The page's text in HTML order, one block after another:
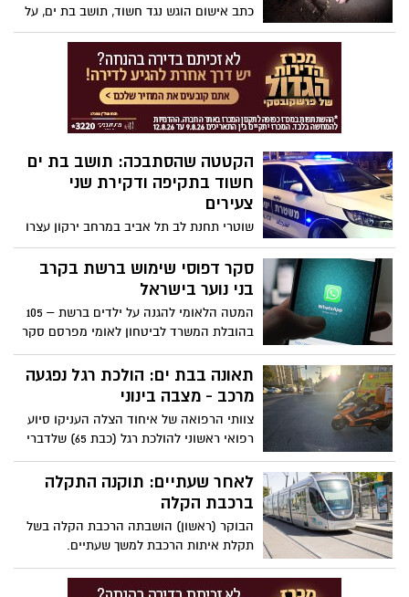
ניר יצחק ב-7/10.
כתב אישום הוגש נגד חשוד, תושב בת ים, על
ביצוע מעשה מגונה בקטינה בת 13 בביתו.
הקטטה שהסתבכה: תושב בת ים
חשוד בתקיפה ודקירת שני
צעירים
שוטרי תחנת לב תל אביב במרחב ירקון עצרו
שלושה חשודים, שני צעירים וצעירה, בחשד
שתקפו ודקרו בתאריך 20/1 לפנות בוקר ליד
המועדון ברחוב אחד העם בתל אביב שני
החקירה הוגשה נגדם הצהרת תובע.
סקר דפוסי שימוש ברשת בקרב
בני נוער בישראל
המטה הלאומי להגנה על ילדים ברשת – 105
בהובלת המשרד לביטחון לאומי מפרסם סקר
דפוסי שימוש ברשת בקרב בני נוער בישראל:
האפליקציות המועדפות על בני הנוער הן
וואטסאפ, אינסטגרם וטיקטוק
תאונה בבת ים: הולכת רגל נפגעה
מרכב - מצבה בינוני
צוותי הרפואה של איחוד הצלה העניקו סיוע
רפואי ראשוני להולכת רגל (כבת 65) שלדברי
עוברי אורח נפגעה מרכב ברחוב אילת פינת
יוספטל בבת ים היום (ראשון).
לאחר שעתיים: תוקנה התקלה
ברכבת הקלה
הבוקר (ראשון) הושבתה הרכבת הקלה בשל
תקלת איתות הרכבת למשך שעתיים.